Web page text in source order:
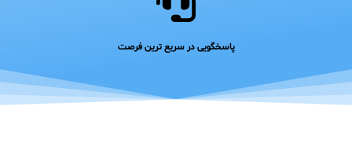
پاسخگویی در سریع ترین فرصت